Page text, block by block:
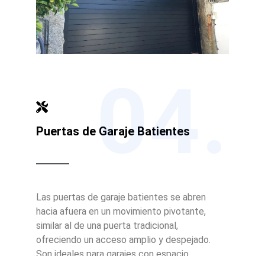
Puertas de Garaje Batientes
04.
Las puertas de garaje batientes se abren
hacia afuera en un movimiento pivotante,
similar al de una puerta tradicional,
ofreciendo un acceso amplio y despejado.